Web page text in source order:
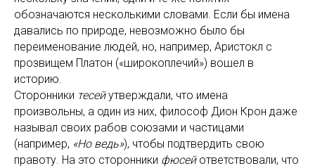
обозначаются несколькими словами. Если бы имена
давались по природе, невозможно было бы
переименование людей, но, например, Аристокл с
прозвищем Платон («широкоплечий») вошел в
историю.
Сторонники тесейутверждали, что имена
произвольны, а один из них, философ Дион Крон даже
называл своих рабов союзами и частицами
(например, «Но ведь»), чтобы подтвердить свою
правоту. На это сторонники фюсейответствовали, что